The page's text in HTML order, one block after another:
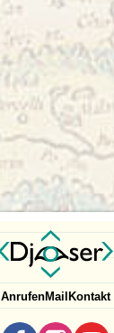
AnrufenMail Kontakt